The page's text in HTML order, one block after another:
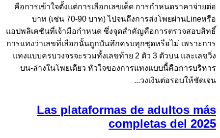
คือการเข้าใจตั้งแต่การเลือกเลขเด็ด การกำหนดราคาจ่ายต่อ
บาท (เช่น 70-90 บาท) ไปจนถึงการส่งโพยผ่านLineหรือ
แอปพลิเคชันที่เจ้ามือกำหนด ซึ่งจุดสำคัญคือการตรวจสอบสิทธิ์
การแทงว่าเลขที่เลือกนั้นถูกบันทึกครบทุกชุดหรือไม่ เพราะการ
แทงแบบครบวงจรจะรวมทั้งเลขท้าย 2 ตัว 3 ตัวบน และเลขวิ่ง
บน-ล่างในโพยเดียว หัวใจของการแทงแบบนี้คือการบริหาร
วงเงินต่อรอบให้ชัดเจน...
Las plataformas de adultos más
completas del 2025